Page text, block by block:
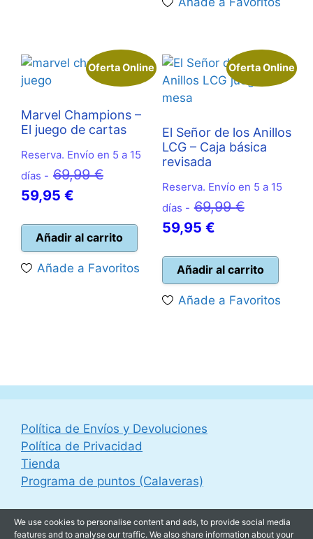
Oferta Online
Marvel Champions –
El juego de cartas
Reserva. Envío en 5 a 15
días - 69,99€El
era:
69,99 €.
59,95 €
actual
es:
59,95 €.
Añadir al carrito
Añade a Favoritos
Oferta Online
El Señor de los Anillos
LCG – Caja básica
revisada
Reserva. Envío en 5 a 15
días - 69,99€El
era:
69,99 €.
59,95 €El
actual
es:
59,95 €.
Añadir al carrito
Añade a Favoritos
Política de Envíos y Devoluciones
Política de Privacidad
Tienda
Programa de puntos (Calaveras)
We use cookies to personalise content and ads, to provide social media
features and to analyse our traffic. We also share information about your